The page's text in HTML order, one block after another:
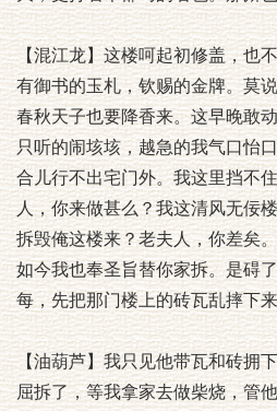
【混江龙】这楼呵起初修盖，也
有御书的玉札，钦赐的金牌。莫
春秋天子也要降香来。这早晚敢
只听的闹垓垓，越急的我气口怡
合儿行不出宅门外。我这里挡不
人，你来做甚么？我这清风无佞
拆毁俺这楼来？老夫人，你差矣
如今我也奉圣旨替你家拆。是碍
每，先把那门楼上的砖瓦乱摔下
【油葫芦】我只见他带瓦和砖拥
屈拆了，等我拿家去做柴烧，管